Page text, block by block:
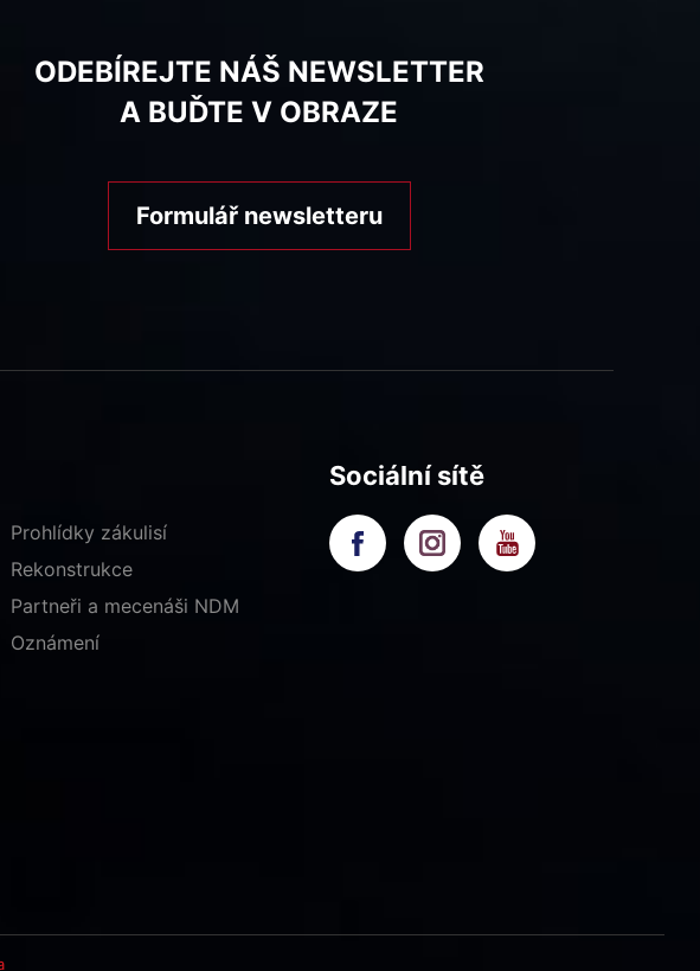
ODEBÍREJTE NÁŠ NEWSLETTER
A BUĎTE V OBRAZE
Formulář newsletteru
Prohlídky zákulisí
Rekonstrukce
Partneři a mecenáši NDM
Oznámení
Sociální sítě